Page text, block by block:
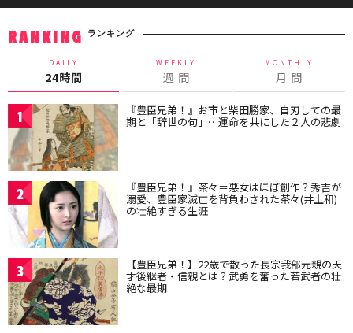
RANKING ランキング
DAILY
24時間
WEEKLY
週 間
MONTHLY
月 間
1 『豊臣兄弟！』お市と柴田勝家、自刃しての最
期と「辞世の句」…運命を共にした２人の悲劇
2 『豊臣兄弟！』茶々＝悪女はほぼ創作？秀吉が
溺愛、豊臣家滅亡を背負わされた茶々(井上和)
の壮絶すぎる生涯
3 【豊臣兄弟！】22歳で散った長宗我部元親の天
才後継者・信親とは？武勇を奮った若武者の壮
絶な最期